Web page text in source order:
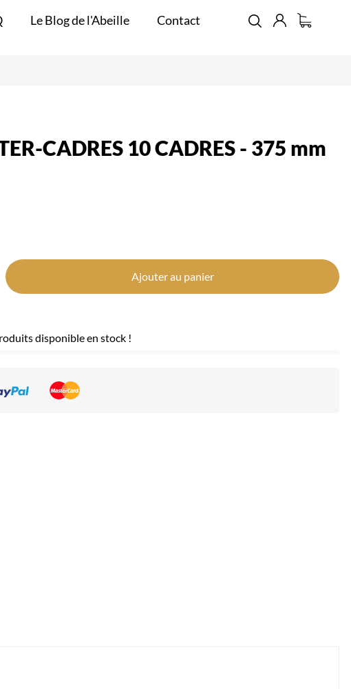
Le Blog de l'Abeille Contact
CADRES 10 CADRES - 375 mm
Ajouter au panier
disponible en stock !